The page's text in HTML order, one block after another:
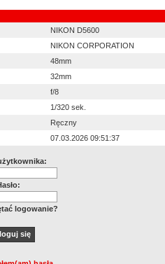
NIKON D5600
NIKON CORPORATION
48mm
32mm
f/8
1/320 sek.
Ręczny
07.03.2026 09:51:37
logowanie?